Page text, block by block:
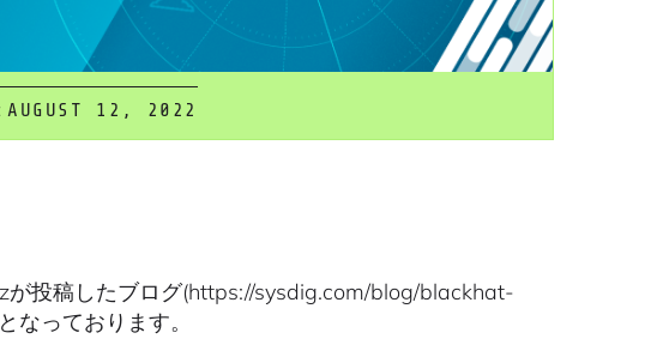
AUGUST 12, 2022
投稿したブログ(https://sysdig.com/blog/blackhat-
っております。